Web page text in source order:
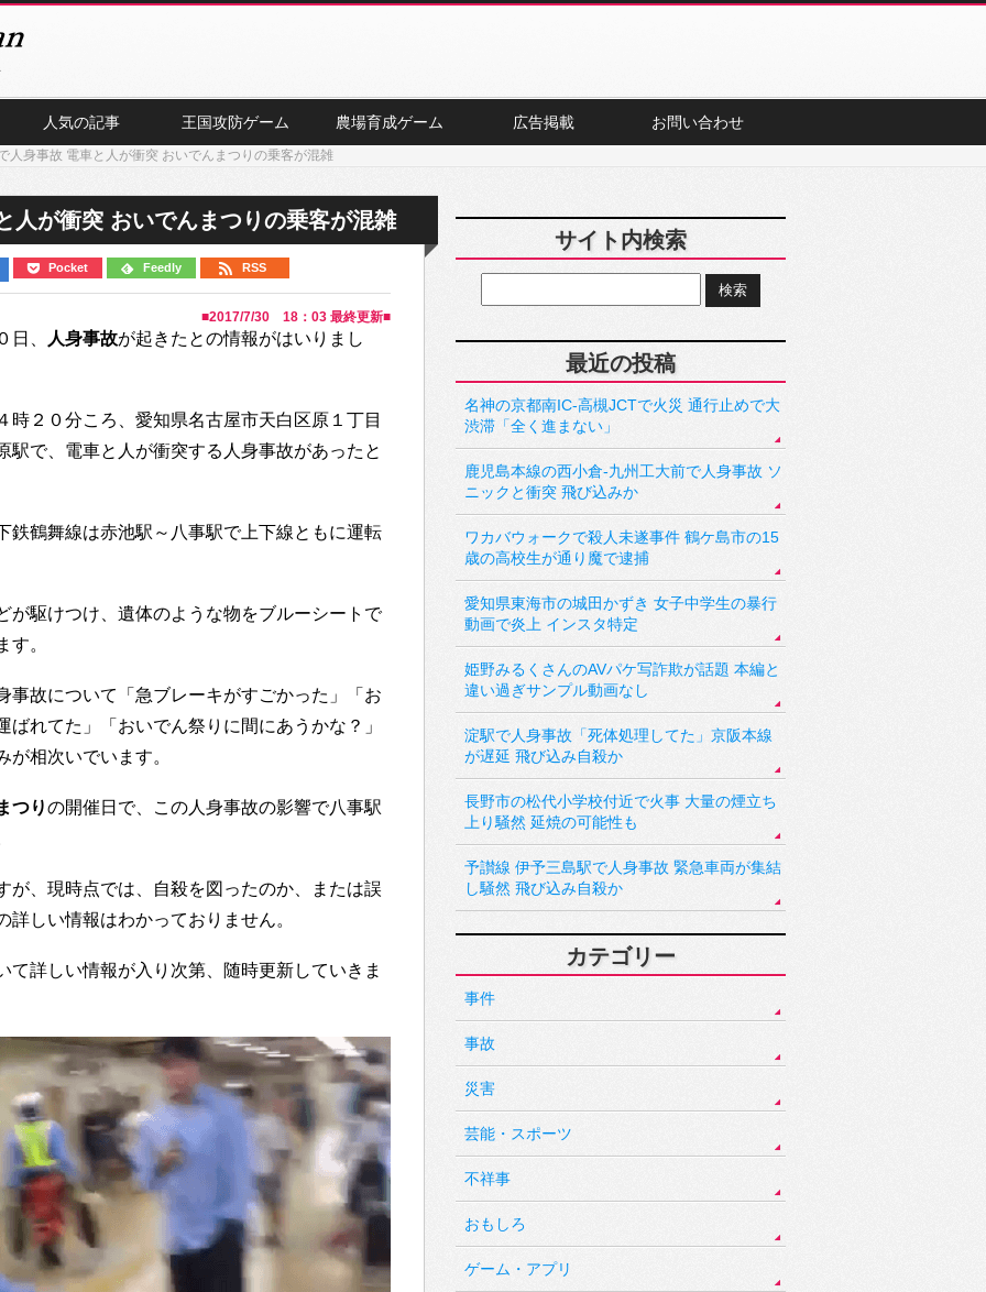
人気の記事 王国攻防ゲーム 農場育成ゲーム 広告掲載 お問い合わせ
人身事故 電車と人が衝突 おいでんまつりの乗客が混雑
人が衝突 おいでんまつりの乗客が混雑
Pocket Feedly RSS
■2017/7/30 18：03 最終更新■
日、 人身事故が起きたとの情報がはいりまし
時２０分ころ、愛知県名古屋市天白区原１丁目
駅で、電車と人が衝突する人身事故があったと
鉄鶴舞線は赤池駅～八事駅で上下線ともに運転
が駆けつけ、遺体のような物をブルーシートで
す。
事故について「急ブレーキがすごかった」「お
れてた」「おいでん祭りに間にあうかな？」
相次いでいます。
つりの開催日で、この人身事故の影響で八事駅
が、現時点では、自殺を図ったのか、または誤
しい情報はわかっておりません。
て詳しい情報が入り次第、随時更新していきま
サイト内検索
最近の投稿
名神の京都南IC-高槻JCTで火災 通行止めで大
渋滞「全く進まない」
鹿児島本線の西小倉-九州工大前で人身事故 ソ
ニックと衝突 飛び込みか
ワカバウォークで殺人未遂事件 鶴ケ島市の15
歳の高校生が通り魔で逮捕
愛知県東海市の城田かずき 女子中学生の暴行
動画で炎上 インスタ特定
姫野みるくさんのAVパケ写詐欺が話題 本編と
違い過ぎサンプル動画なし
淀駅で人身事故「死体処理してた」京阪本線
が遅延 飛び込み自殺か
長野市の松代小学校付近で火事 大量の煙立ち
上り騒然 延焼の可能性も
予讃線 伊予三島駅で人身事故 緊急車両が集結
し騒然 飛び込み自殺か
カテゴリー
事件
事故
災害
芸能・スポーツ
不祥事
おもしろ
ゲーム・アプリ